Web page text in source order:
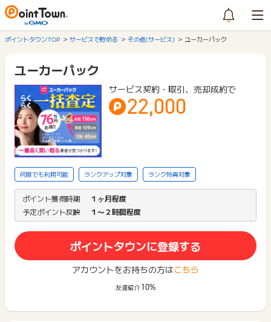
ポイントタウンTOP サービスで貯める その他(サービス) ユーカーパック
ユーカーパック
サービス契約・取引、売却成約で
22,000
何度でも利用可能 ランクアップ対象 ランク特典対象
ポイント獲得時期
１ヶ月程度
予定ポイント反映
１〜２時間程度
ポイントタウンに登録する
アカウントをお持ちの方はこちら
友達紹介 10%